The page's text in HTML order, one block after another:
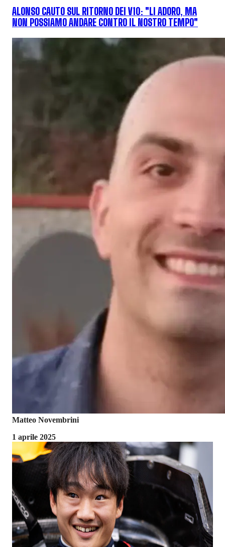
ALONSO CAUTO SUL RITORNO DEI V10: "LI ADORO, MA
NON POSSIAMO ANDARE CONTRO IL NOSTRO TEMPO"
Matteo Novembrini
1 aprile 2025